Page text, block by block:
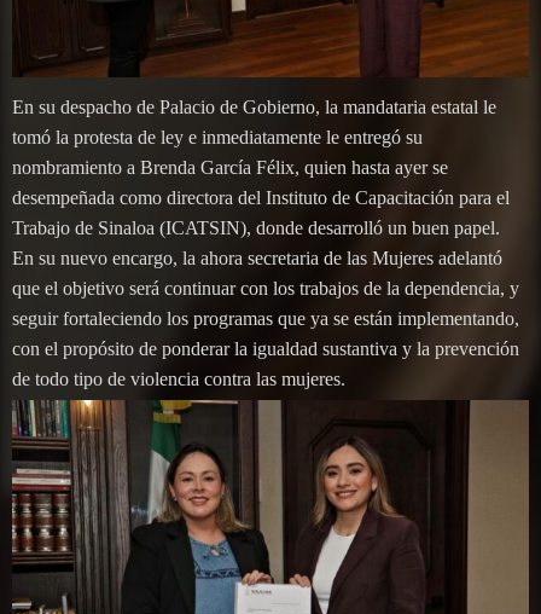
En su despacho de Palacio de Gobierno, la mandataria estatal le
tomó la protesta de ley e inmediatamente le entregó su
nombramiento a Brenda García Félix, quien hasta ayer se
desempeñada como directora del Instituto de Capacitación para el
Trabajo de Sinaloa (ICATSIN), donde desarrolló un buen papel.
En su nuevo encargo, la ahora secretaria de las Mujeres adelantó
que el objetivo será continuar con los trabajos de la dependencia, y
seguir fortaleciendo los programas que ya se están implementando,
con el propósito de ponderar la igualdad sustantiva y la prevención
de todo tipo de violencia contra las mujeres.